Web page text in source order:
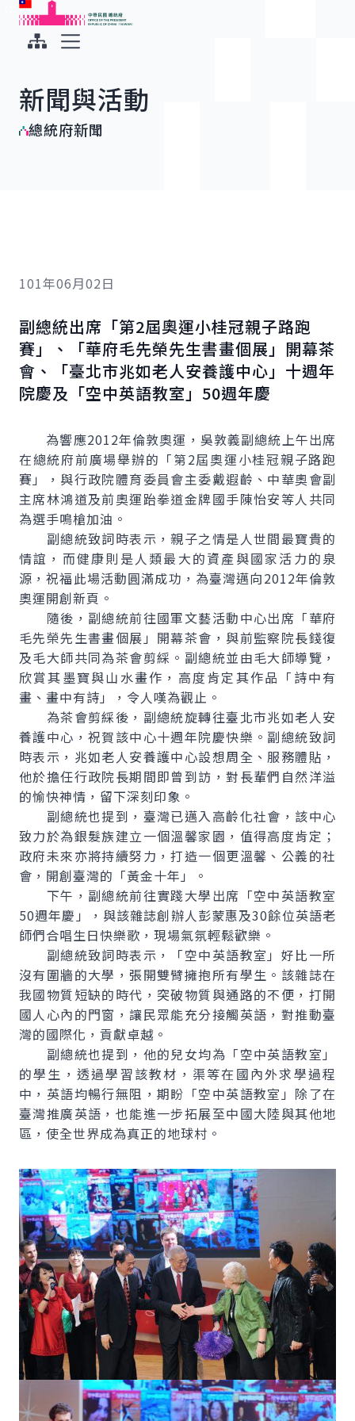
跳到主要內容
中華民國總統府
新聞與活動
總統府新聞
101年06月02日
副總統出席「第2屆奧運小桂冠親子路跑
賽」、「華府毛先榮先生書畫個展」開幕茶
會、「臺北市兆如老人安養護中心」十週年
院慶及「空中英語教室」50週年慶
為響應2012年倫敦奧運，吳敦義副總統上午出席
在總統府前廣場舉辦的「第2屆奧運小桂冠親子路跑
賽」，與行政院體育委員會主委戴遐齡、中華奧會副
主席林鴻道及前奧運跆拳道金牌國手陳怡安等人共同
為選手鳴槍加油。
副總統致詞時表示，親子之情是人世間最寶貴的
情誼，而健康則是人類最大的資產與國家活力的泉
源，祝福此場活動圓滿成功，為臺灣邁向2012年倫敦
奧運開創新頁。
隨後，副總統前往國軍文藝活動中心出席「華府
毛先榮先生書畫個展」開幕茶會，與前監察院長錢復
及毛大師共同為茶會剪綵。副總統並由毛大師導覽，
欣賞其墨寶與山水畫作，高度肯定其作品「詩中有
畫、畫中有詩」，令人嘆為觀止。
為茶會剪綵後，副總統旋轉往臺北市兆如老人安
養護中心，祝賀該中心十週年院慶快樂。副總統致詞
時表示，兆如老人安養護中心設想周全、服務體貼，
他於擔任行政院長期間即曾到訪，對長輩們自然洋溢
的愉快神情，留下深刻印象。
副總統也提到，臺灣已邁入高齡化社會，該中心
致力於為銀髮族建立一個溫馨家園，值得高度肯定；
政府未來亦將持續努力，打造一個更溫馨、公義的社
會，開創臺灣的「黃金十年」。
下午，副總統前往實踐大學出席「空中英語教室
50週年慶」，與該雜誌創辦人彭蒙惠及30餘位英語老
師們合唱生日快樂歌，現場氣氛輕鬆歡樂。
副總統致詞時表示，「空中英語教室」好比一所
沒有圍牆的大學，張開雙臂擁抱所有學生。該雜誌在
我國物質短缺的時代，突破物質與通路的不便，打開
國人心內的門窗，讓民眾能充分接觸英語，對推動臺
灣的國際化，貢獻卓越。
副總統也提到，他的兒女均為「空中英語教室」
的學生，透過學習該教材，渠等在國內外求學過程
中，英語均暢行無阻，期盼「空中英語教室」除了在
臺灣推廣英語，也能進一步拓展至中國大陸與其他地
區，使全世界成為真正的地球村。